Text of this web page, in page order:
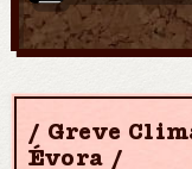
Greve
Évora